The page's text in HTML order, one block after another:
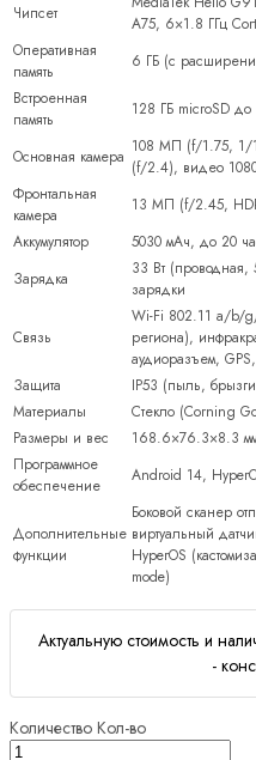
Чипсет
A75, 6×1.8 ГГц
Оперативная
память
6 ГБ (с
Встроенная
память
128 ГБ microSD
Основная камера 108 МП (f/1.75, 1/
(f/2.4), видео
Фронтальная
камера
13 МП (f/2.45,
Аккумулятор
5030 мАч, до 20
Зарядка
33 Вт (проводная,
зарядки
Связь
Wi-Fi 802.11 a/b/
региона),
аудиоразъем,
Защита
IP53 (пыль,
Материалы
Стекло (Corning
Размеры и вес
168.6×76.3×8.3
Программное
обеспечение
Android 14,
Дополнительные
функции
Боковой сканер
виртуальный
HyperOS
mode)
Актуальную стоимость и
-
Количество Кол-во